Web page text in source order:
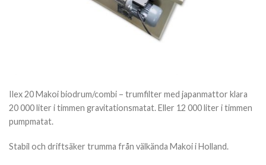
Ilex 20 Makoi biodrum/combi – trumfilter med japanmattor klara
20 000 liter i timmen gravitationsmatat. Eller 12 000 liter i timmen
pumpmatat.
Stabil och driftsäker trumma från välkända Makoi i Holland.